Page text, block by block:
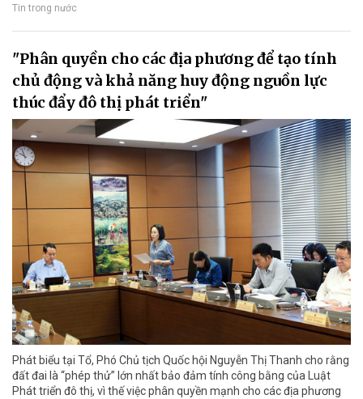
Tin trong nước
"Phân quyền cho các địa phương để tạo tính
chủ động và khả năng huy động nguồn lực
thúc đẩy đô thị phát triển"
Phát biểu tại Tổ, Phó Chủ tịch Quốc hội Nguyễn Thị Thanh cho rằng
đất đai là “phép thử” lớn nhất bảo đảm tính công bằng của Luật
Phát triển đô thị, vì thế việc phân quyền mạnh cho các địa phương